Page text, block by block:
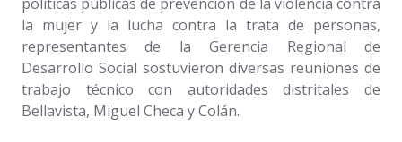
la mujer y la lucha contra la trata de personas,
representantes de la Gerencia Regional de
Desarrollo Social sostuvieron diversas reuniones de
trabajo técnico con autoridades distritales de
Bellavista, Miguel Checa y Colán.